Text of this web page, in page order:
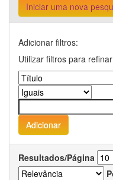
Iniciar uma nova
Adicionar filtros:
Utilizar filtros para
Resultados/Página